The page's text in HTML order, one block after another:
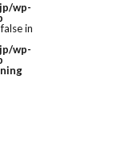
wp-
in
wp-